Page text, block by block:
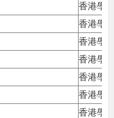
香港學
香港學
香港學
香港學
香港學
香港學
香港學